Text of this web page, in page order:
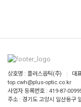
상호명 : 플러스옵틱(주) 대
top.cwh@plus-optic.co.kr
사업자 등록번호 : 419-87-
주소 : 경기도 고양시 일산동구